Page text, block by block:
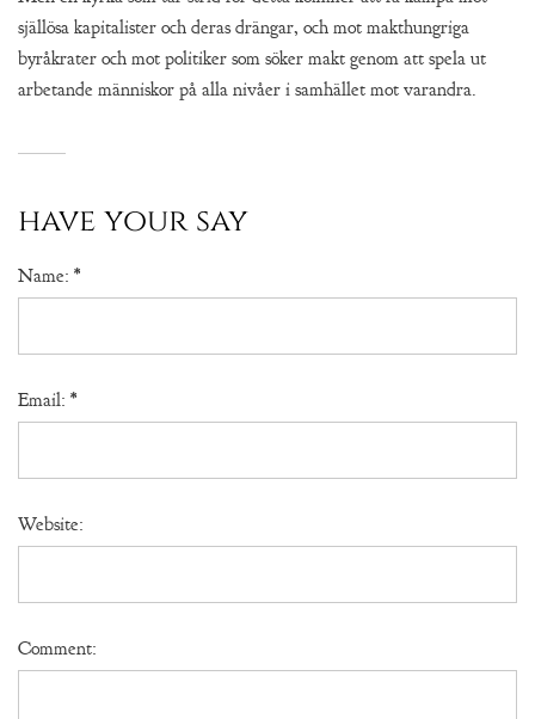
själlösa kapitalister och deras drängar, och mot makthungriga
byråkrater och mot politiker som söker makt genom att spela ut
arbetande människor på alla nivåer i samhället mot varandra.
have your say
Name: *
Email: *
Website:
Comment: